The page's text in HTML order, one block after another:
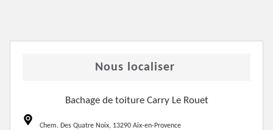
Nous localiser
Bachage de toiture Carry Le Rouet
Chem. Des Quatre Noix, 13290 Aix-en-Provence